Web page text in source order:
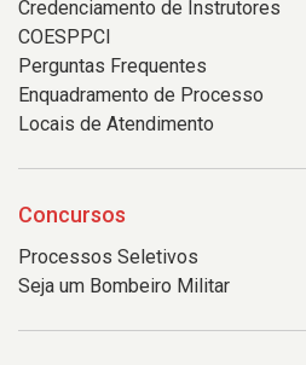
Credenciamento de Instrutores
COESPPCI
Perguntas Frequentes
Enquadramento de Processo
Locais de Atendimento
Concursos
Processos Seletivos
Seja um Bombeiro Militar